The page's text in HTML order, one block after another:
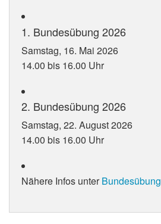
1. Bundesübung 2026
Samstag, 16. Mai 2026
14.00 bis 16.00 Uhr
2. Bundesübung 2026
Samstag, 22. August 2026
14.00 bis 16.00 Uhr
Nähere Infos unterBundesübung